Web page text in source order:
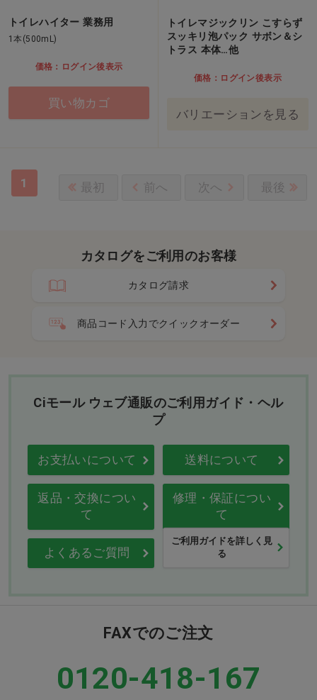
トイレハイター 業務用
1本(500mL)
価格：ログイン後表示
買い物カゴ
トイレマジックリン こすらず
スッキリ泡パック サボン＆シ
トラス 本体…他
価格：ログイン後表示
バリエーションを見る
1 最初 前へ 次へ 最後
カタログをご利用のお客様
カタログ請求
商品コード入力でクイックオーダー
Ciモール ウェブ通販のご利用ガイド・ヘル
プ
お支払いについて 送料について
返品・交換につい
て
修理・保証につい
て
よくあるご質問
ご利用ガイドを詳しく見
る
FAXでのご注文
0120-418-167